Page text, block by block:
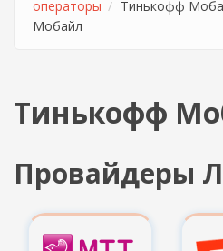
операторы
Тинькофф
Мобайл
Тинькофф
Провайдеры